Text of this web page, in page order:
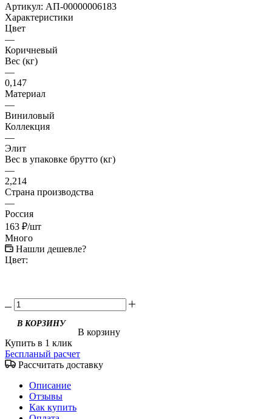
Артикул: АП-00000006183
Характеристики
Цвет
—
Коричневый
Вес (кг)
—
0,147
Материал
—
Виниловый
Коллекция
—
Элит
Вес в упаковке брутто (кг)
—
2,214
Страна производства
—
Россия
163 ₽/шт
Много
Нашли дешевле?
Цвет:
В корзину
Купить в 1 клик
Беспланый расчет
Рассчитать доставку
Описание
Отзывы
Как купить